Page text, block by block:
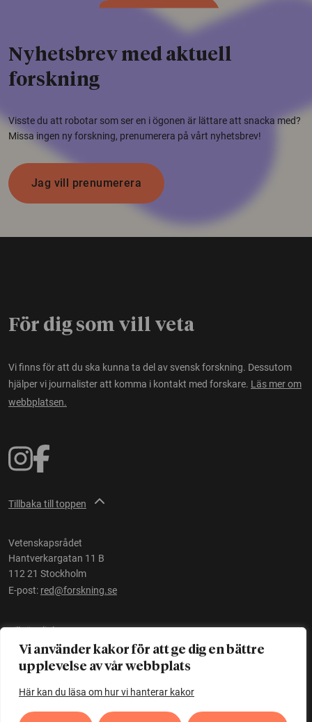
Vi använder kakor för att ge dig en bättre
upplevelse av vår webbplats
Här kan du läsa om hur vi hanterar kakor
Nyhetsbrev med aktuell
forskning
Visste du att robotar som ser en i ögonen är lättare att snacka med?
Missa ingen ny forskning, prenumerera på vårt nyhetsbrev!
Jag vill prenumerera
För dig som vill veta
Vi finns för att du ska kunna ta del av svensk forskning. Dessutom
hjälper vi journalister att komma i kontakt med forskare. Läs mer om
webbplatsen.
Tillbaka till toppen
Vetenskapsrådet
Hantverkargatan 11 B
112 21 Stockholm
E-post: red@forskning.se
Tillgänglighet
Ett initiativ avVetenskapsrådet